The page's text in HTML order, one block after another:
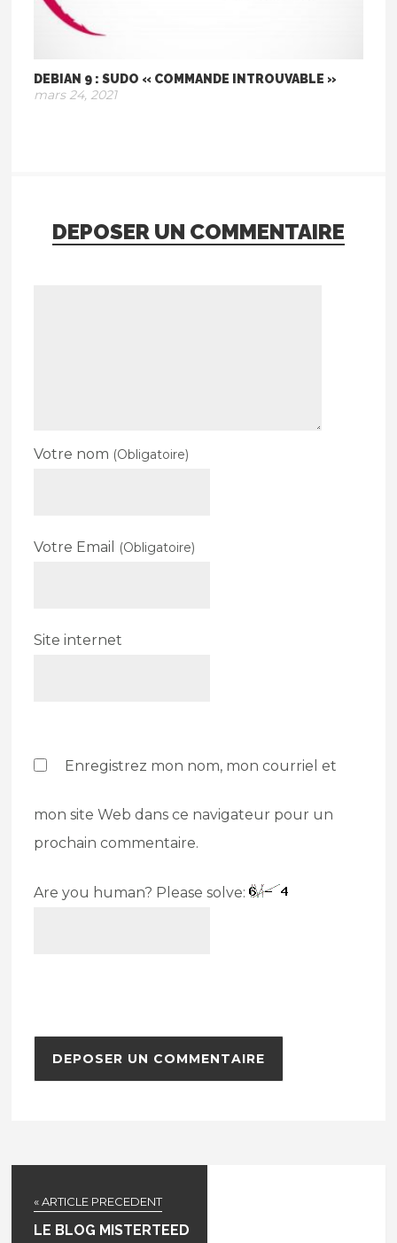
DEBIAN 9 : SUDO « COMMANDE INTROUVABLE »
mars 24, 2021
DEPOSER UN COMMENTAIRE
Votre nom (Obligatoire)
Votre Email (Obligatoire)
Site internet
Enregistrez mon nom, mon courriel et
mon site Web dans ce navigateur pour un
prochain commentaire.
Are you human? Please solve:
« ARTICLE PRECEDENT
LE BLOG MISTERTEED